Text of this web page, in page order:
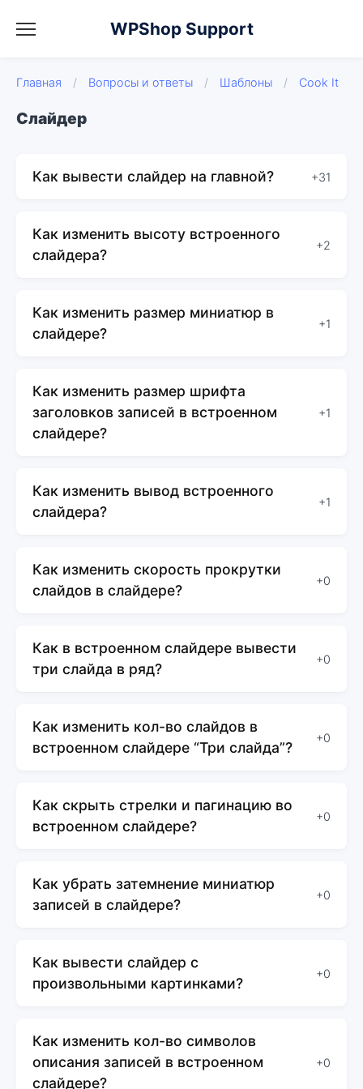
WPShop Support
Главная / Вопросы и ответы / Шаблоны / Cook It
Слайдер
Как вывести слайдер на главной? +31
Как изменить высоту встроенного
слайдера?
+2
Как изменить размер миниатюр в
слайдере?
+1
Как изменить размер шрифта
заголовков записей в встроенном
слайдере?
+1
Как изменить вывод встроенного
слайдера?
+1
Как изменить скорость прокрутки
слайдов в слайдере?
+0
Как в встроенном слайдере вывести
три слайда в ряд?
+0
Как изменить кол-во слайдов в
встроенном слайдере “Три слайда”?
+0
Как скрыть стрелки и пагинацию во
встроенном слайдере?
+0
Как убрать затемнение миниатюр
записей в слайдере?
+0
Как вывести слайдер с
произвольными картинками?
+0
Как изменить кол-во символов
описания записей в встроенном
слайдере?
+0